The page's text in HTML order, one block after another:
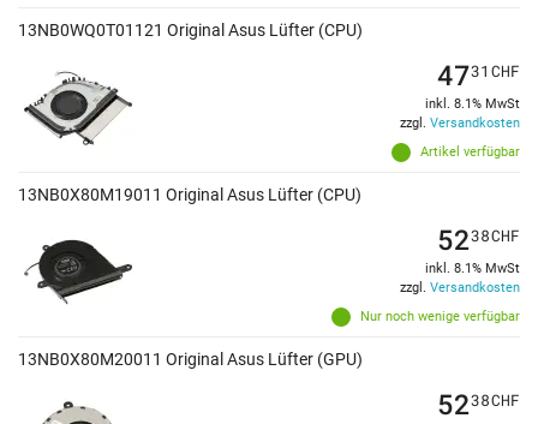
13NB0WQ0T01121 Original Asus Lüfter (CPU)
Artikel verfügbar
4731 CHF
inkl. 8.1% MwSt
zzgl. Versandkosten
13NB0X80M19011 Original Asus Lüfter (CPU)
Nur noch wenige verfügbar
5238CHF
inkl. 8.1% MwSt
zzgl. Versandkosten
13NB0X80M20011 Original Asus Lüfter (GPU)
5238CHF